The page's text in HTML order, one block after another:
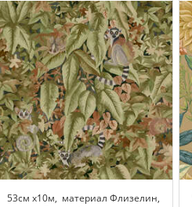
53см x10м, материал Флизелин,